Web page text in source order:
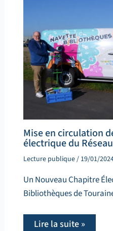
Mise en circulation
électrique du
Lecture publique/ 19/01/
Un Nouveau Chapitre
Bibliothèques de
Lire la suite »